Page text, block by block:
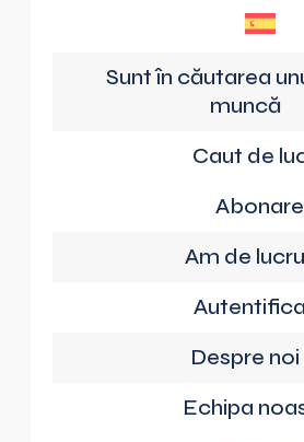
Sunt în căutarea
muncă
Caut de
Abonare
Am de lucru
Despre noi
Echipa